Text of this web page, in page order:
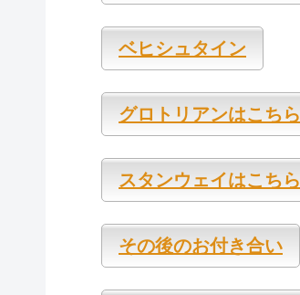
ベヒシュタイン
グロトリアンはこちら
スタンウェイはこちら
その後のお付き合い